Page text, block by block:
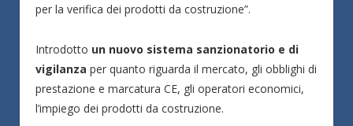
per la verifica dei prodotti da costruzione”.
Introdotto un nuovo sistema sanzionatorio e di
vigilanza per quanto riguarda il mercato, gli obblighi di
prestazione e marcatura CE, gli operatori economici,
l’impiego dei prodotti da costruzione.